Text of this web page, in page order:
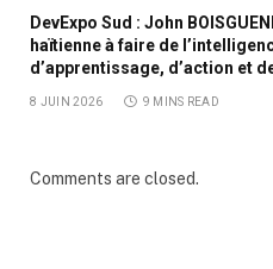
DevExpo Sud : John
haïtienne à faire de
d’apprentissage, d’action et
8 JUIN 2026 9 MINS READ
Comments are closed.